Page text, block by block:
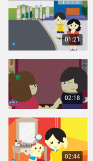
02:48
02:51
03:58
01:21
02:18
02:44